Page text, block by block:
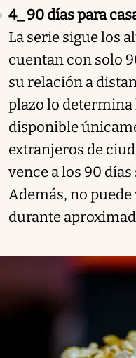
4_ 90 días para
La serie sigue los
cuentan con solo
su relación a
plazo lo determina
disponible
extranjeros de
vence a los 90
Además, no
durante